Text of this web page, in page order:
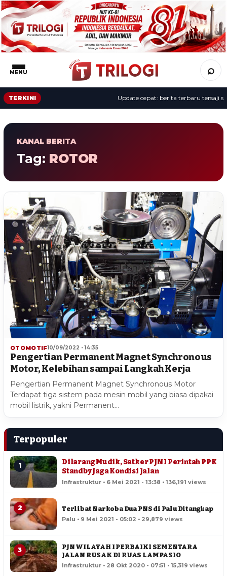
MENU ⌕
TERKINI Update cepat: berita terbaru tersaji
KANAL BERITA
Tag: ROTOR
OTOMOTIF10/09/2022 - 14:35
Pengertian Permanent Magnet Synchronous
Motor, Kelebihan sampai Langkah Kerja
Pengertian Permanent Magnet Synchronous Motor
Terdapat tiga sistem pada mesin mobil yang biasa dipakai
mobil listrik, yakni Permanent…
Terpopuler
1
Dilarang Mudik, Satker PJN I Perintah PPK
Standby Jaga Kondisi Jalan
Infrastruktur • 6 Mei 2021 - 13:38 • 136,191 views
2 Terlibat Narkoba Dua PNS di Palu Ditangkap
Palu • 9 Mei 2021 - 05:02 • 29,879 views
3
PJN WILAYAH I PERBAIKI SEMENTARA
JALAN RUSAK DI RUAS LAMPASIO
Infrastruktur • 28 Okt 2020 - 07:51 • 15,319 views